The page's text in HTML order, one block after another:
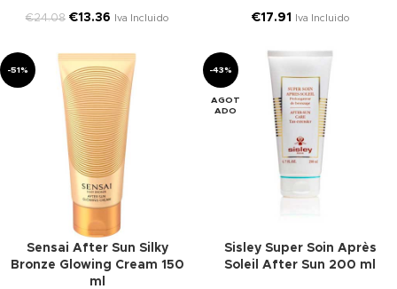
€24.08 €13.36 Iva Incluido €17.91 Iva Incluido
-51%
Sensai After Sun Silky
Bronze Glowing Cream 150
ml
-43%
AGOT
ADO
Sisley Super Soin Après
Soleil After Sun 200 ml